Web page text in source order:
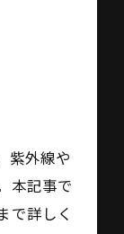
紫外線や
本記事で
で詳しく